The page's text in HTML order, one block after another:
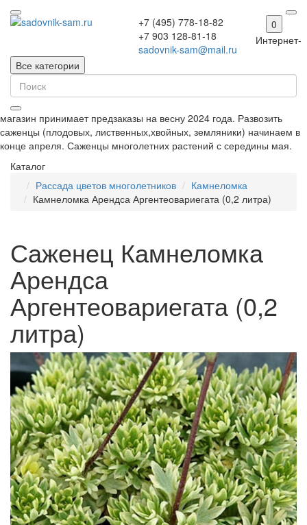
+7 (495) 778-18-82
+7 903 128-81-18
sadovnik-sam@mail.ru
0
Все категории
Интернет-
магазин принимает предзаказы на весну 2024 года. Развозить
саженцы (плодовых, лиственных,хвойных, земляники) начинаем в
конце апреля. Саженцы многолетних растений с середины мая.
Каталог
Рассада цветов многолетников
Камнеломка
Камнеломка Арендса Аргентеовариегата (0,2 литра)
Саженец Камнеломка
Арендса
Аргентеовариегата (0,2
литра)